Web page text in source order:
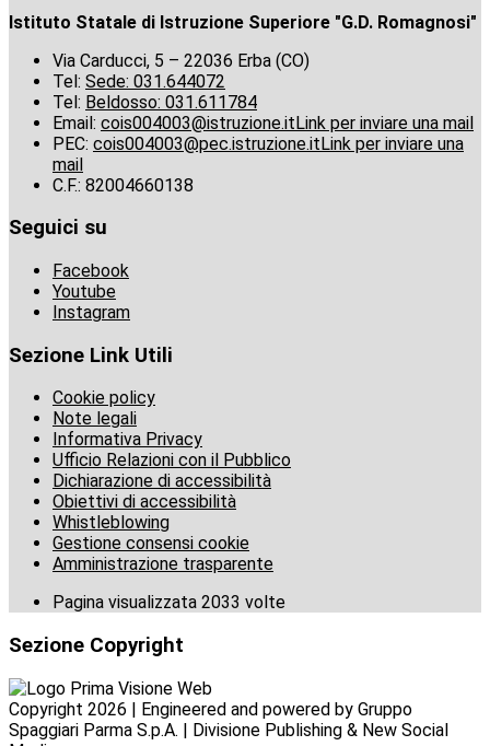
Istituto Statale di Istruzione Superiore "G.D. Romagnosi"
Via Carducci, 5 – 22036 Erba (CO)
Tel: Sede: 031.644072
Tel: Beldosso: 031.611784
Email: cois004003@istruzione.itLink per inviare una mail
PEC: cois004003@pec.istruzione.itLink per inviare una
mail
C.F.: 82004660138
Seguici su
Facebook
Youtube
Instagram
Sezione Link Utili
Cookie policy
Note legali
Informativa Privacy
Ufficio Relazioni con il Pubblico
Dichiarazione di accessibilità
Obiettivi di accessibilità
Whistleblowing
Gestione consensi cookie
Amministrazione trasparente
Pagina visualizzata 2033 volte
Sezione Copyright
Copyright 2026 | Engineered and powered by Gruppo
Spaggiari Parma S.p.A. | Divisione Publishing & New Social